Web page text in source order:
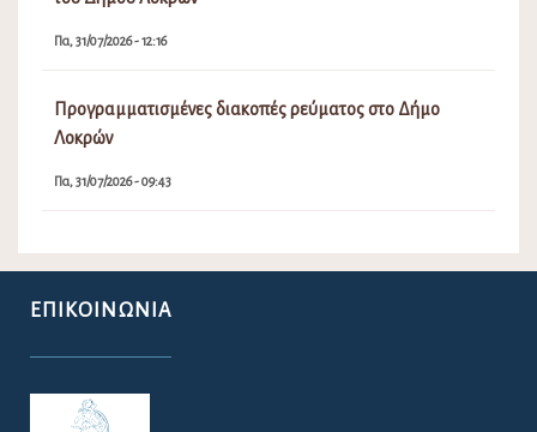
Πα, 31/07/2026 - 12:16
Προγραμματισμένες διακοπές ρεύματος στο Δήμο
Λοκρών
Πα, 31/07/2026 - 09:43
ΕΠΙΚΟΙΝΩΝΊΑ